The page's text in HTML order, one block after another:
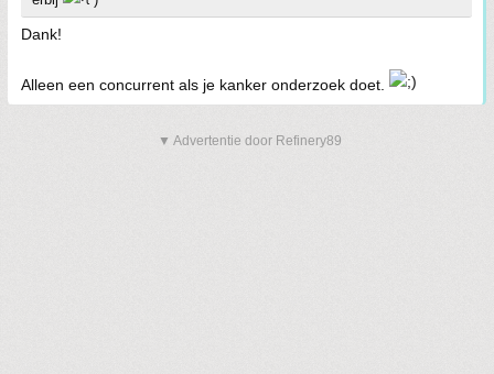
Dank!
Alleen een concurrent als je kanker onderzoek doet.
▼ Advertentie door Refinery89